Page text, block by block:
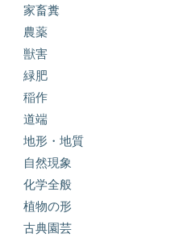
家畜糞
農薬
獣害
緑肥
稲作
道端
地形・地質
自然現象
化学全般
植物の形
古典園芸